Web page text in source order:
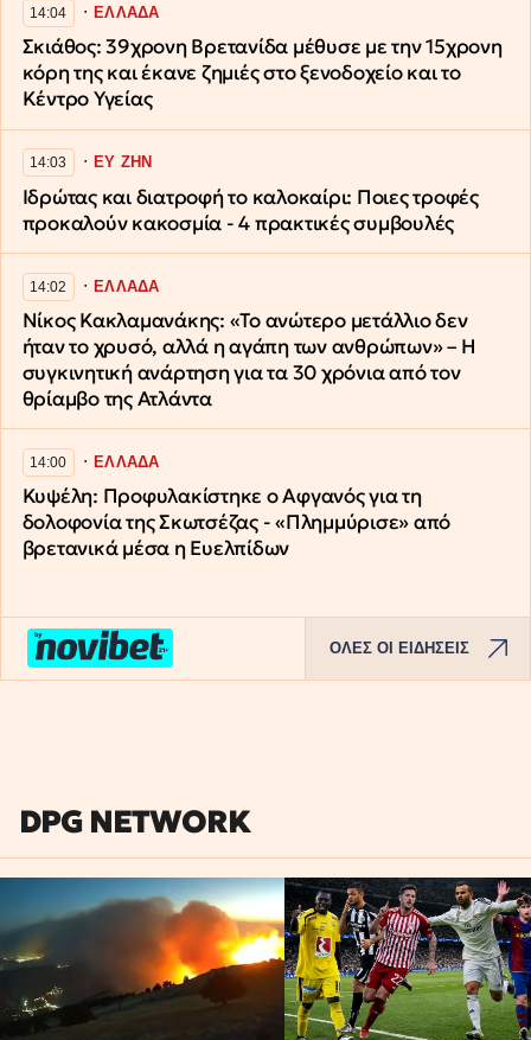
14:04 ∙ΕΛΛΑΔΑ
Σκιάθος: 39χρονη Βρετανίδα μέθυσε με την 15χρονη
κόρη της και έκανε ζημιές στο ξενοδοχείο και το
Κέντρο Υγείας
14:03 ∙ΕΥ ΖΗΝ
Ιδρώτας και διατροφή το καλοκαίρι: Ποιες τροφές
προκαλούν κακοσμία - 4 πρακτικές συμβουλές
14:02 ∙ΕΛΛΑΔΑ
Νίκος Κακλαμανάκης: «Το ανώτερο μετάλλιο δεν
ήταν το χρυσό, αλλά η αγάπη των ανθρώπων» – Η
συγκινητική ανάρτηση για τα 30 χρόνια από τον
θρίαμβο της Ατλάντα
14:00 ∙ΕΛΛΑΔΑ
Κυψέλη: Προφυλακίστηκε ο Αφγανός για τη
δολοφονία της Σκωτσέζας - «Πλημμύρισε» από
βρετανικά μέσα η Ευελπίδων
ΟΛΕΣ ΟΙ ΕΙΔΗΣΕΙΣ
DPG NETWORK